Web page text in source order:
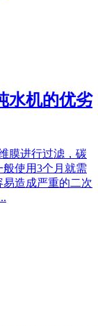
水机的优劣
膜进行过滤，碳
使用3个月就需
造成严重的二次